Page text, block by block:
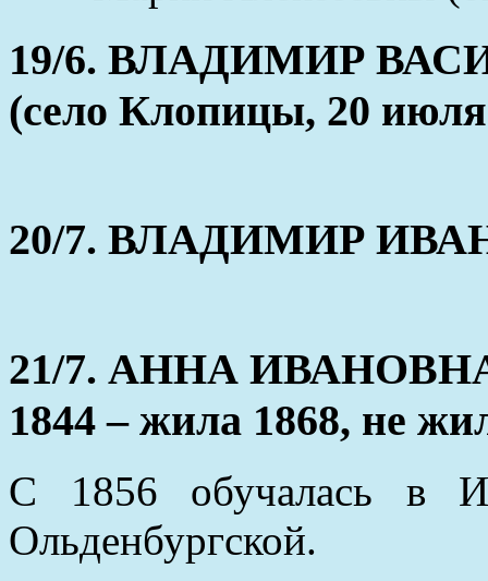
19/6. ВЛАДИМИР
(село Клопицы, 20
20/7. ВЛАДИМИР
21/7. АННА
1844 – жила 1868, не
С 1856 обучалась в
Ольденбургской.